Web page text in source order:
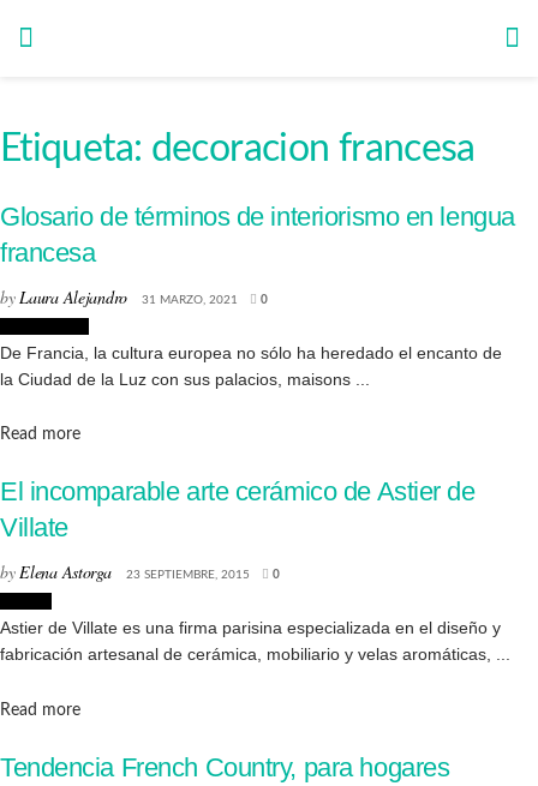
Etiqueta: decoracion francesa
Glosario de términos de interiorismo en lengua
francesa
byLaura Alejandro 31 MARZO, 2021 0
De Francia, la cultura europea no sólo ha heredado el encanto de
la Ciudad de la Luz con sus palacios, maisons ...
Read moreDetails
El incomparable arte cerámico de Astier de
Villate
byElena Astorga 23 SEPTIEMBRE, 2015 0
Astier de Villate es una firma parisina especializada en el diseño y
fabricación artesanal de cerámica, mobiliario y velas aromáticas, ...
Read moreDetails
Tendencia French Country, para hogares